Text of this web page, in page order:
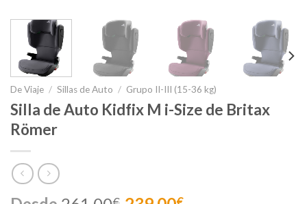
De Viaje / Sillas de Auto / Grupo II-III (15-36 kg)
Silla de Auto Kidfix M i-Size de Britax
Römer